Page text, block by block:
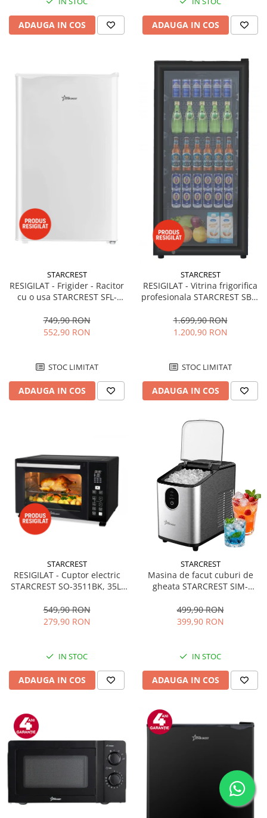
ADAUGA IN COS ADAUGA IN COS
STARCREST
RESIGILAT - Frigider - Racitor
cu o usa STARCREST SFL-
92L, Iluminare interioara,H 83
cm, Alb
749,90 RON
552,90 RON
STOC LIMITAT
ADAUGA IN COS
STARCREST
RESIGILAT - Vitrina frigorifica
profesionala STARCREST SBC-
reglabil, Iluminare LED, H 104
cm, Negru
1.699,90 RON
1.200,90 RON
STOC LIMITAT
ADAUGA IN COS
STARCREST
RESIGILAT - Cuptor electric
STARCREST SO-3511BK, 35L,
Programe predefinite,
Interfata digitala, Negru
549,90 RON
279,90 RON
IN STOC
ADAUGA IN COS
STARCREST
Masina de facut cuburi de
gheata STARCREST SIM-
12Kg/24h, Cos gheata
detasabil, Rezervor apa 0.8 l,
499,90 RON
399,90 RON
IN STOC
ADAUGA IN COS